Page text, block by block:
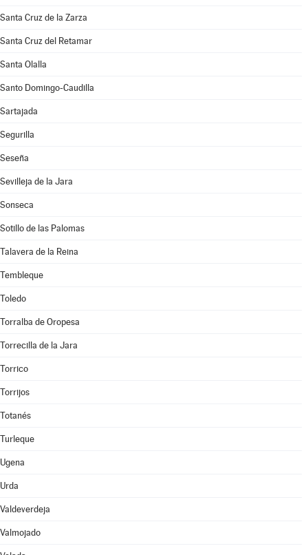
Santa Cruz de la Zarza
Santa Cruz del Retamar
Santa Olalla
Santo Domingo-Caudilla
Sartajada
Segurilla
Seseña
Sevilleja de la Jara
Sonseca
Sotillo de las Palomas
Talavera de la Reina
Tembleque
Toledo
Torralba de Oropesa
Torrecilla de la Jara
Torrico
Torrijos
Totanés
Turleque
Ugena
Urda
Valdeverdeja
Valmojado